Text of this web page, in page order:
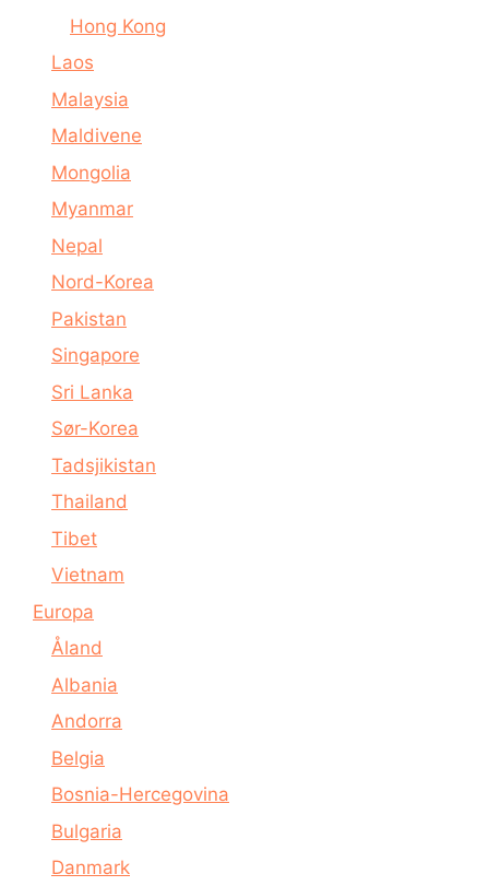
Hong Kong
Laos
Malaysia
Maldivene
Mongolia
Myanmar
Nepal
Nord-Korea
Pakistan
Singapore
Sri Lanka
Sør-Korea
Tadsjikistan
Thailand
Tibet
Vietnam
Europa
Åland
Albania
Andorra
Belgia
Bosnia-Hercegovina
Bulgaria
Danmark